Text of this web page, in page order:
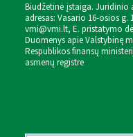
Biudžetinė įstaiga. Juridinio
adresas: Vasario 16-osios g.
vmi@vmi.lt, E. pristatymo
Duomenys apie Valstybinę
Respublikos finansų
asmenų registre